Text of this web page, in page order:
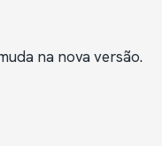
na nova versão.